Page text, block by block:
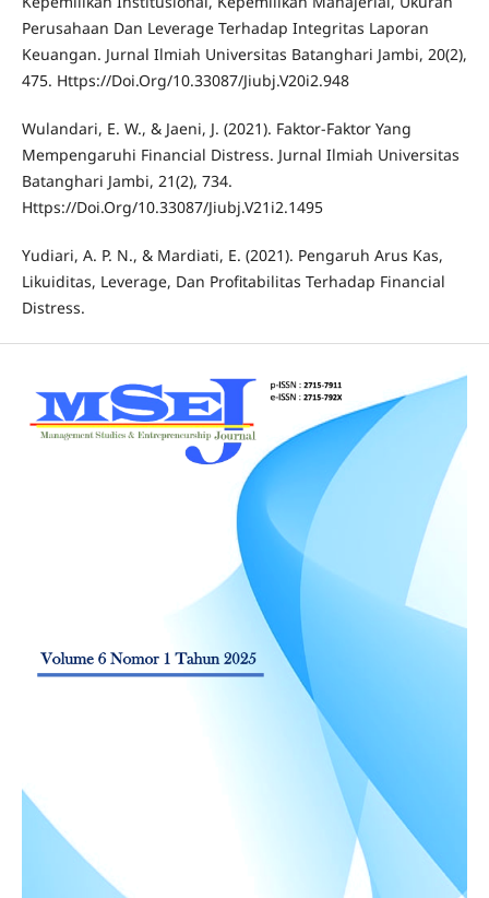
Perusahaan Dan Leverage Terhadap Integritas Laporan
Keuangan. Jurnal Ilmiah Universitas Batanghari Jambi, 20(2),
475. Https://Doi.Org/10.33087/Jiubj.V20i2.948
Wulandari, E. W., & Jaeni, J. (2021). Faktor-Faktor Yang
Mempengaruhi Financial Distress. Jurnal Ilmiah Universitas
Batanghari Jambi, 21(2), 734.
Https://Doi.Org/10.33087/Jiubj.V21i2.1495
Yudiari, A. P. N., & Mardiati, E. (2021). Pengaruh Arus Kas,
Likuiditas, Leverage, Dan Profitabilitas Terhadap Financial
Distress.